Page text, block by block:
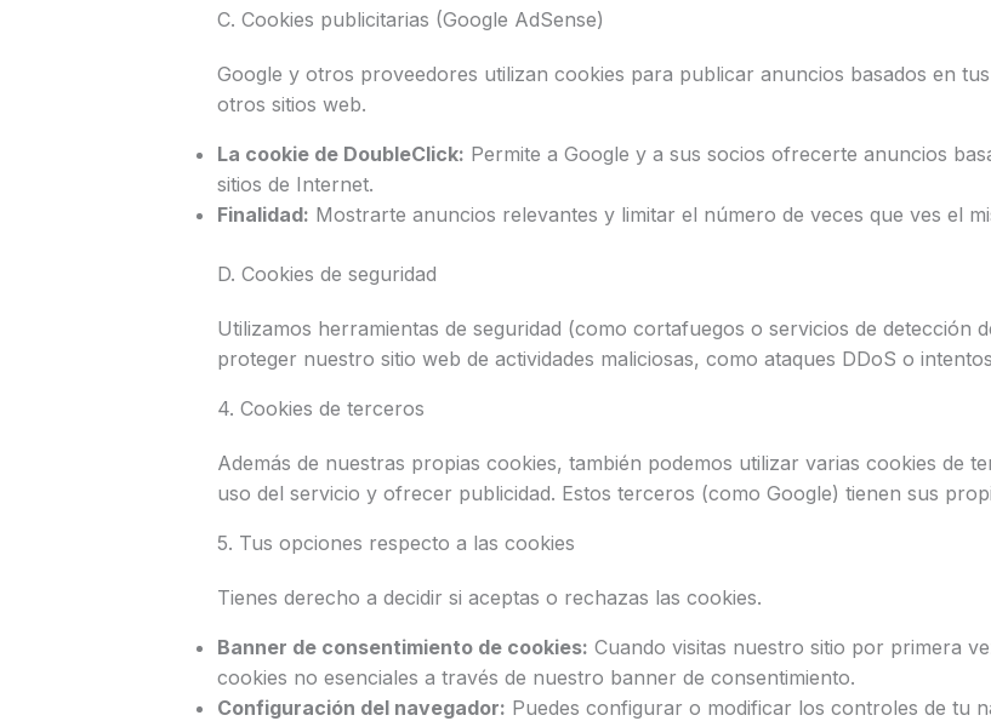
C. Cookies publicitarias (Google AdSense)
Google y otros proveedores utilizan cookies para publicar anuncios basados en
otros sitios web.
La cookie de DoubleClick: Permite a Google y a sus socios ofrecerte anuncios
sitios de Internet.
Finalidad: Mostrarte anuncios relevantes y limitar el número de veces que ves el
D. Cookies de seguridad
Utilizamos herramientas de seguridad (como cortafuegos o servicios de detección
proteger nuestro sitio web de actividades maliciosas, como ataques DDoS o
4. Cookies de terceros
Además de nuestras propias cookies, también podemos utilizar varias cookies de
uso del servicio y ofrecer publicidad. Estos terceros (como Google) tienen sus
5. Tus opciones respecto a las cookies
Tienes derecho a decidir si aceptas o rechazas las cookies.
Banner de consentimiento de cookies: Cuando visitas nuestro sitio por primera
cookies no esenciales a través de nuestro banner de consentimiento.
Configuración del navegador: Puedes configurar o modificar los controles de tu